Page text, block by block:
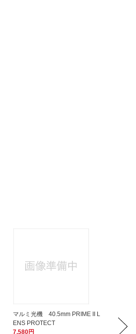
マルミ光機 40.5mm PRIME II L
ENS PROTECT
7,580円
メラ